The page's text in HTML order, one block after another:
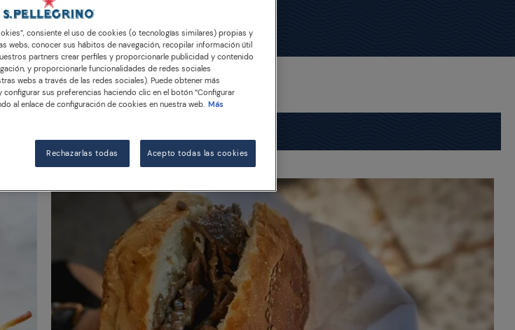
consiente el uso de cookies (o tecnologías similares) propias y
webs, conocer sus hábitos de navegación, recopilar información útil
partners crear perfiles y proporcionarle publicidad y contenido
y proporcionarle funcionalidades de redes sociales
webs a través de las redes sociales). Puede obtener más
sus preferencias haciendo clic en el botón “Configurar
al enlace de configuración de cookies en nuestra web. Más
Rechazarlas todas Acepto todas las cookies